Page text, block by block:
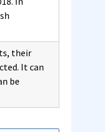
their
It can
be